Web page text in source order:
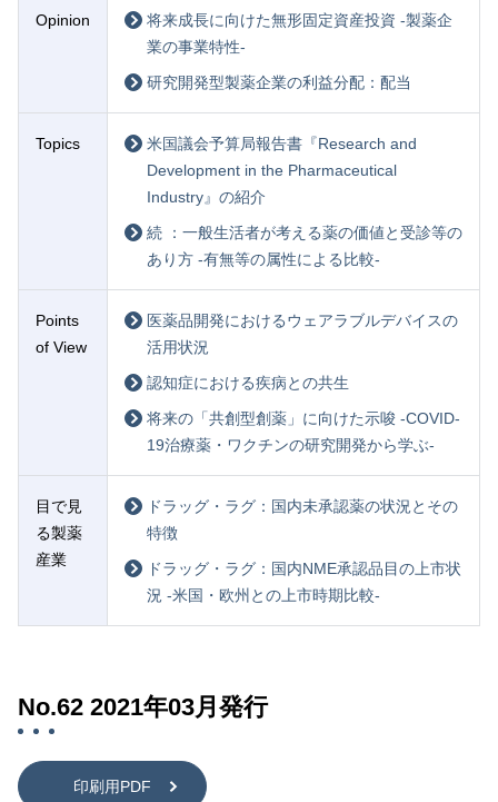
Opinion
将来成長に向けた無形固定資産投資 -製薬企
業の事業特性-
研究開発型製薬企業の利益分配：配当
Topics
米国議会予算局報告書『Research and
Development in the Pharmaceutical
Industry』の紹介
続 ：一般生活者が考える薬の価値と受診等の
あり方 -有無等の属性による比較-
Points
of View
医薬品開発におけるウェアラブルデバイスの
活用状況
認知症における疾病との共生
将来の「共創型創薬」に向けた示唆 -COVID-
19治療薬・ワクチンの研究開発から学ぶ-
目で見
る製薬
産業
ドラッグ・ラグ：国内未承認薬の状況とその
特徴
ドラッグ・ラグ：国内NME承認品目の上市状
況 -米国・欧州との上市時期比較-
No.62 2021年03月発行
印刷用PDF